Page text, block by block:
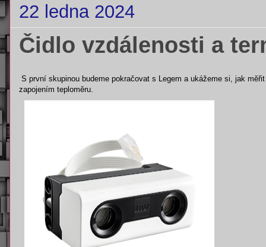
22 ledna 2024
Čidlo vzdálenosti a
S první skupinou budeme pokračovat s Legem a ukážeme si, jak
zapojením teploměru.